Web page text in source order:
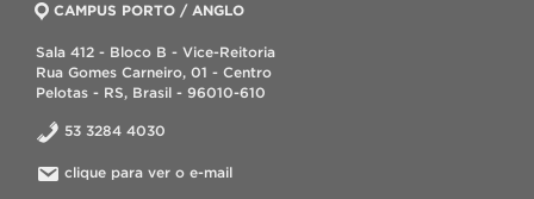
CAMPUS PORTO / ANGLO
Sala 412 - Bloco B - Vice-Reitoria
Rua Gomes Carneiro, 01 - Centro
Pelotas - RS, Brasil - 96010-610
53 3284 4030
clique para ver o e-mail